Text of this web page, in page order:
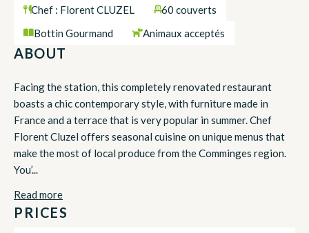
Chef : Florent CLUZEL
60 couverts
Bottin Gourmand
Animaux acceptés
ABOUT
Facing the station, this completely renovated restaurant
boasts a chic contemporary style, with furniture made in
France and a terrace that is very popular in summer. Chef
Florent Cluzel offers seasonal cuisine on unique menus that
make the most of local produce from the Comminges region.
You’...
Read more
PRICES